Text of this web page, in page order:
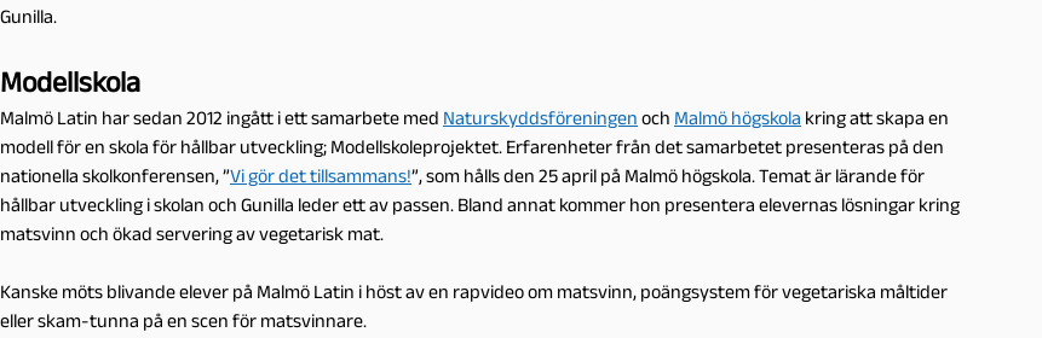
Gunilla.
Modellskola
Malmö Latin har sedan 2012 ingått i ett samarbete med Naturskyddsföreningen och Malmö högskola kring att skapa en
modell för en skola för hållbar utveckling; Modellskoleprojektet. Erfarenheter från det samarbetet presenteras på den
nationella skolkonferensen, ”Vi gör det tillsammans!”, som hålls den 25 april på Malmö högskola. Temat är lärande för
hållbar utveckling i skolan och Gunilla leder ett av passen. Bland annat kommer hon presentera elevernas lösningar kring
matsvinn och ökad servering av vegetarisk mat.
Kanske möts blivande elever på Malmö Latin i höst av en rapvideo om matsvinn, poängsystem för vegetariska måltider
eller skam-tunna på en scen för matsvinnare.